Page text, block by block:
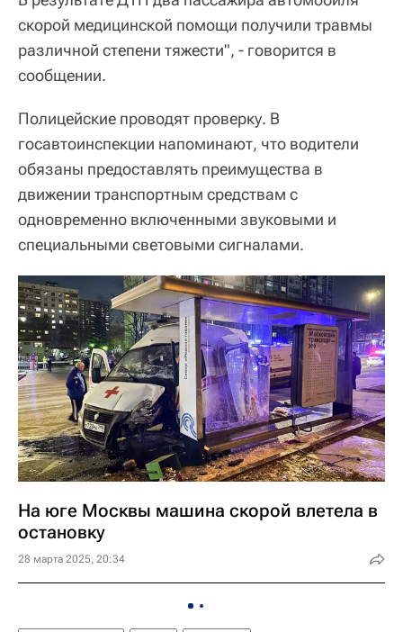
скорой медицинской помощи получили травмы
различной степени тяжести", - говорится в
сообщении.
Полицейские проводят проверку. В
госавтоинспекции напоминают, что водители
обязаны предоставлять преимущества в
движении транспортным средствам с
одновременно включенными звуковыми и
специальными световыми сигналами.
На юге Москвы машина скорой влетела в
остановку
28 марта 2025, 20:34